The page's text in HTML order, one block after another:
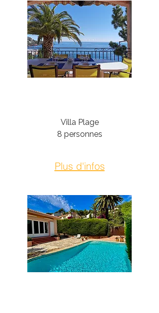
Villa Plage
8 personnes
Plus d'infos